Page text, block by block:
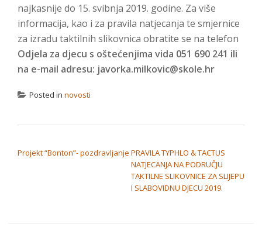
najkasnije do 15. svibnja 2019. godine. Za više
informacija, kao i za pravila natjecanja te smjernice
za izradu taktilnih slikovnica obratite se na telefon
Odjela za djecu s oštećenjima vida 051 690 241 ili
na e-mail adresu: javorka.milkovic@skole.hr
Posted in novosti
Projekt “Bonton”- pozdravljanje PRAVILA TYPHLO & TACTUS
NATJECANJA NA PODRUČJU
TAKTILNE SLIKOVNICE ZA SLIJEPU
I SLABOVIDNU DJECU 2019.